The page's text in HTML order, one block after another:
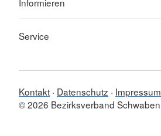
Service
Kontakt Datenschutz
Impressum
© 2026 Bezirksverband Schwaben